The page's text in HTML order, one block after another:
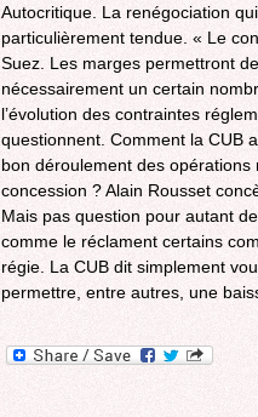
Autocritique. La renégociation
particulièrement tendue. « Le
Suez. Les marges permettront
nécessairement un certain
l’évolution des contraintes
questionnent. Comment la CUB
bon déroulement des opérations
concession ? Alain Rousset
Mais pas question pour autant
comme le réclament certains
régie. La CUB dit simplement
permettre, entre autres, une